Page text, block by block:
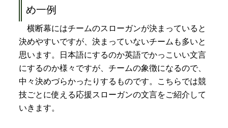
め一例
横断幕にはチームのスローガンが決まっていると
決めやすいですが、決まっていないチームも多いと
思います。日本語にするのか英語でかっこいい文言
にするのか様々ですが、チームの象徴になるので、
中々決めづらかったりするものです。こちらでは競
技ごとに使える応援スローガンの文言をご紹介して
いきます。